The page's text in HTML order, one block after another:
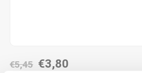
€5,45 €3,80